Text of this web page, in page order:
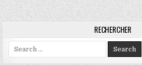
RECHERCHER
Search for: